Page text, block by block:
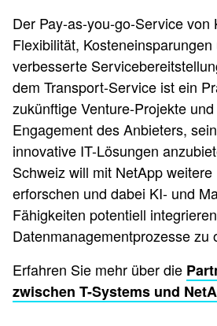
Der Pay-as-you-go-Service von
Flexibilität,
verbesserte
dem Transport-Service ist ein
zukünftige Venture-Projekte
Engagement des Anbieters,
innovative IT-Lösungen
Schweiz will mit NetApp
erforschen und dabei KI- und
Fähigkeiten potentiell
Datenmanagementprozesse zu
Erfahren Sie mehr über die
zwischen T-Systems und